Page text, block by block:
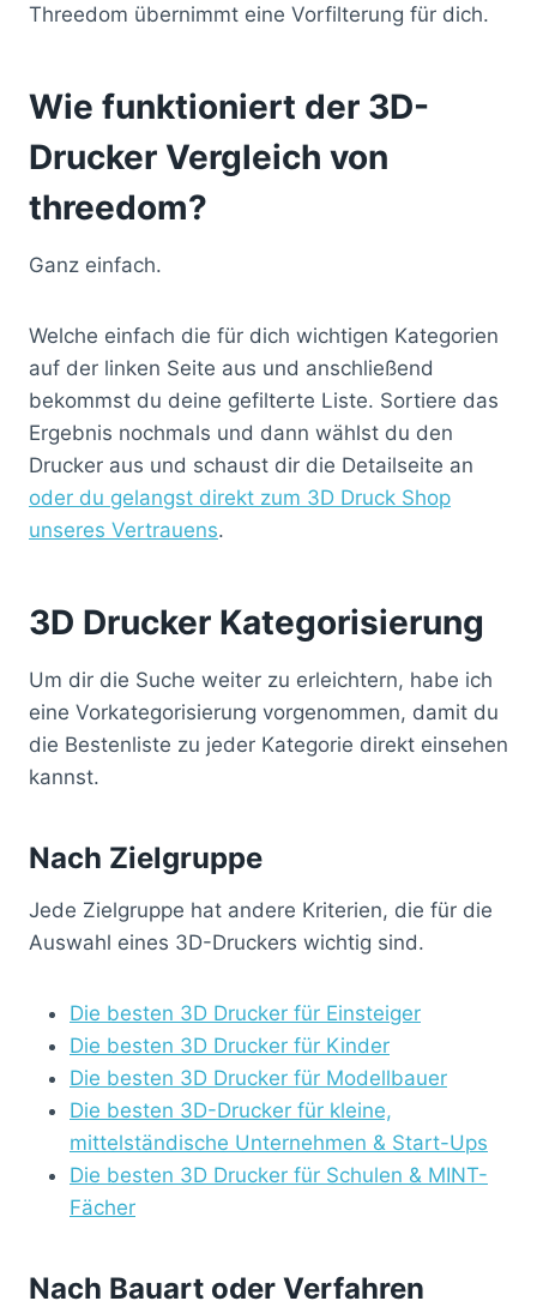
Threedom übernimmt eine Vorfilterung für dich.
Wie funktioniert der 3D-
Drucker Vergleich von
threedom?
Ganz einfach.
Welche einfach die für dich wichtigen Kategorien
auf der linken Seite aus und anschließend
bekommst du deine gefilterte Liste. Sortiere das
Ergebnis nochmals und dann wählst du den
Drucker aus und schaust dir die Detailseite an
oder du gelangst direkt zum 3D Druck Shop
unseres Vertrauens.
3D Drucker Kategorisierung
Um dir die Suche weiter zu erleichtern, habe ich
eine Vorkategorisierung vorgenommen, damit du
die Bestenliste zu jeder Kategorie direkt einsehen
kannst.
Nach Zielgruppe
Jede Zielgruppe hat andere Kriterien, die für die
Auswahl eines 3D-Druckers wichtig sind.
Die besten 3D Drucker für Einsteiger
Die besten 3D Drucker für Kinder
Die besten 3D Drucker für Modellbauer
Die besten 3D-Drucker für kleine,
mittelständische Unternehmen & Start-Ups
Die besten 3D Drucker für Schulen & MINT-
Fächer
Nach Bauart oder Verfahren